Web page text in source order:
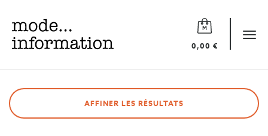
0,00 €
Mode
information
AFFINER LES RÉSULTATS